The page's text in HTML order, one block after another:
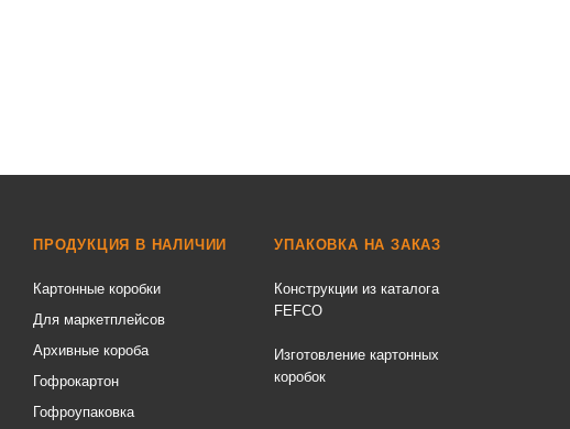
ПРОДУКЦИЯ В НАЛИЧИИ
Картонные коробки
Для маркетплейсов
Архивные короба
Гофрокартон
Гофроупаковка
УПАКОВКА НА ЗАКАЗ
Конструкции из каталога
FEFCO
Изготовление картонных
коробок